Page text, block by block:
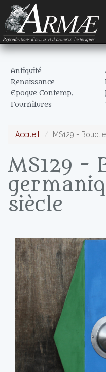
Antiquité
Renaissance
Epoque Contemp.
Fournitures
Accueil MS129 -
MS129 -
siècle